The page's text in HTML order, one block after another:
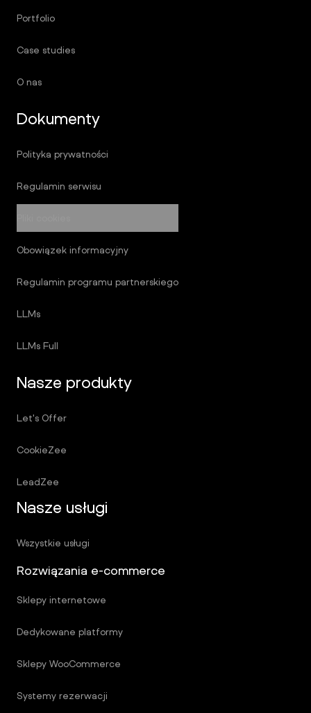
Portfolio
Case studies
O nas
Dokumenty
Polityka prywatności
Regulamin serwisu
Obowiązek informacyjny
Regulamin programu partnerskiego
LLMs
LLMs Full
Nasze produkty
Let's Offer
CookieZee
LeadZee
Nasze usługi
Wszystkie usługi
Rozwiązania e-commerce
Sklepy internetowe
Dedykowane platformy
Sklepy WooCommerce
Systemy rezerwacji